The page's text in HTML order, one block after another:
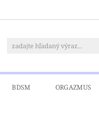
BDSM ORGAZMUS